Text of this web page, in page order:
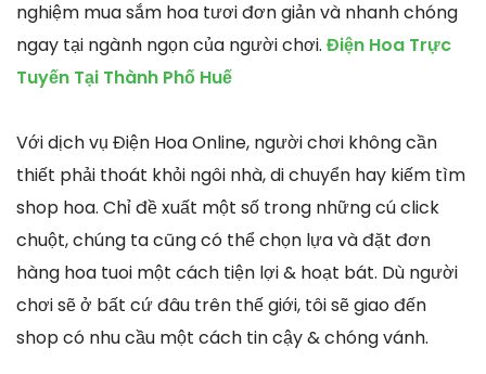
nghiệm mua sắm hoa tươi đơn giản và nhanh chóng
ngay tại ngành ngọn của người chơi. Điện Hoa Trực
Tuyến Tại Thành Phố Huế
Với dịch vụ Điện Hoa Online, người chơi không cần
thiết phải thoát khỏi ngôi nhà, di chuyển hay kiếm tìm
shop hoa. Chỉ đề xuất một số trong những cú click
chuột, chúng ta cũng có thể chọn lựa và đặt đơn
hàng hoa tuoi một cách tiện lợi & hoạt bát. Dù người
chơi sẽ ở bất cứ đâu trên thế giới, tôi sẽ giao đến
shop có nhu cầu một cách tin cậy & chóng vánh.